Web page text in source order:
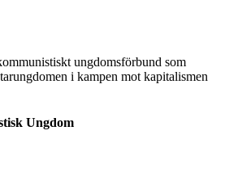
ungdomsförbund som
i kampen mot kapitalismen
Ungdom